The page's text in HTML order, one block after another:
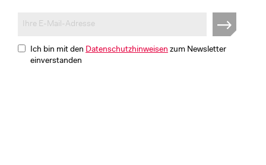
Ich bin mit den Datenschutzhinweisen zum Newsletter
einverstanden